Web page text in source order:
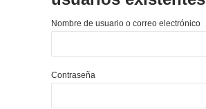
Nombre de usuario o correo electrónico
Contraseña